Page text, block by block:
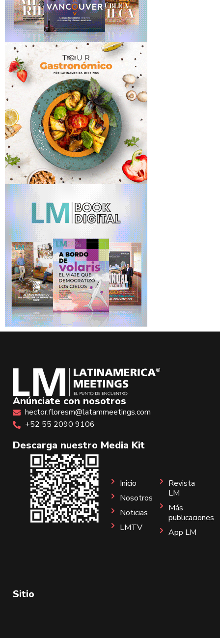
Anúnciate con nosotros
hector.floresm@latammeetings.com
+52 55 2090 9106
Descarga nuestro Media Kit
Sitio
Inicio
Nosotros
Noticias
LMTV
Revista
LM
Más
publicaciones
App LM